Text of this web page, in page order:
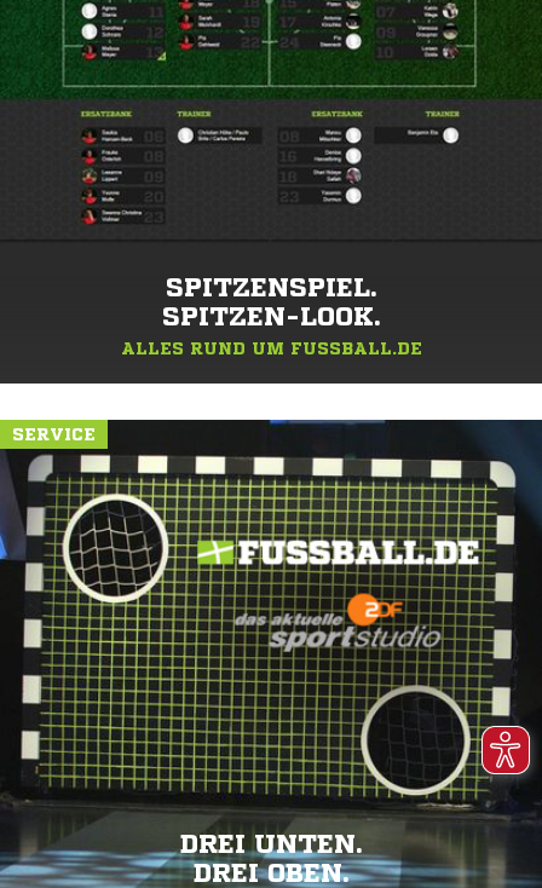
SPITZENSPIEL.
SPITZEN-LOOK.
ALLES RUND UM FUSSBALL.DE
SERVICE
DREI UNTEN.
DREI OBEN.